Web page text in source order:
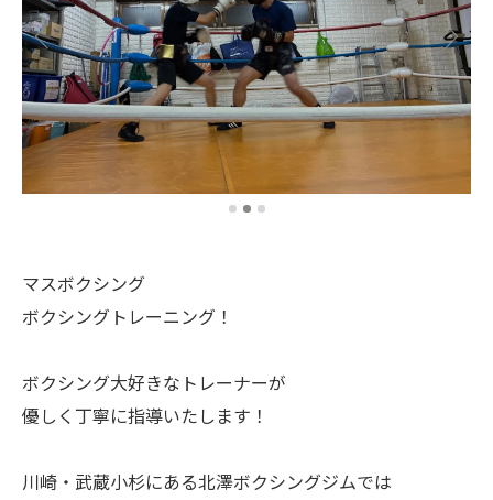
マスボクシング
ボクシングトレーニング！
ボクシング大好きなトレーナーが
優しく丁寧に指導いたします！
川崎・武蔵小杉にある北澤ボクシングジムでは